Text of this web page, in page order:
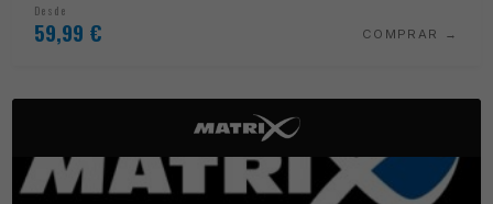
Desde
59,99 € COMPRAR